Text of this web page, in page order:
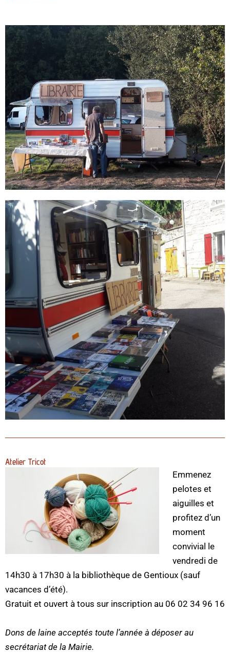
Atelier Tricot
Emmenez
pelotes et
aiguilles et
profitez d’un
moment
convivial le
vendredi de
14h30 à 17h30 à la bibliothèque de Gentioux (sauf
vacances d’été).
Gratuit et ouvert à tous sur inscription au 06 02 34 96 16
Dons de laine acceptés toute l’année à déposer au
secrétariat de la Mairie.